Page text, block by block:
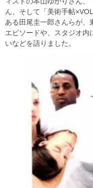
ん、そして「美術手帖
ある田尾圭一郎さんらが、
エピソードや、スタジオ内
いなどを語りました。